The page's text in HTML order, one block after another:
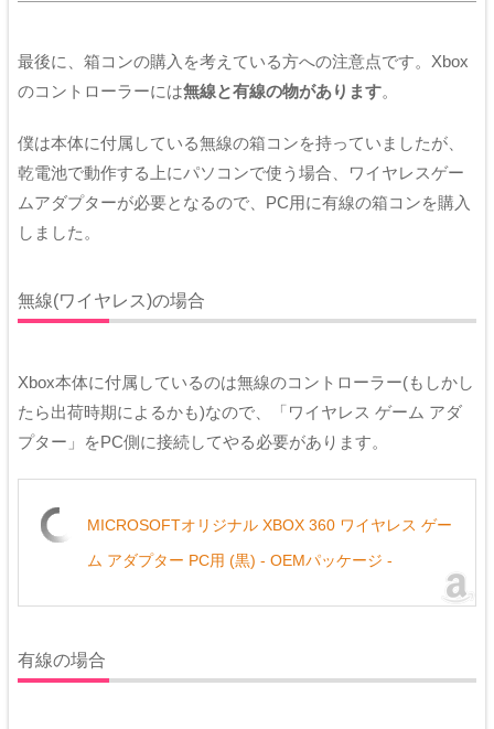
最後に、箱コンの購入を考えている方への注意点です。Xbox
のコントローラーには無線と有線の物があります。
僕は本体に付属している無線の箱コンを持っていましたが、
乾電池で動作する上にパソコンで使う場合、ワイヤレスゲー
ムアダプターが必要となるので、PC用に有線の箱コンを購入
しました。
無線(ワイヤレス)の場合
Xbox本体に付属しているのは無線のコントローラー(もしかし
たら出荷時期によるかも)なので、「ワイヤレス ゲーム アダ
プター」をPC側に接続してやる必要があります。
MICROSOFTオリジナル XBOX 360 ワイヤレス ゲー
ム アダプター PC用 (黒) - OEMパッケージ -
有線の場合